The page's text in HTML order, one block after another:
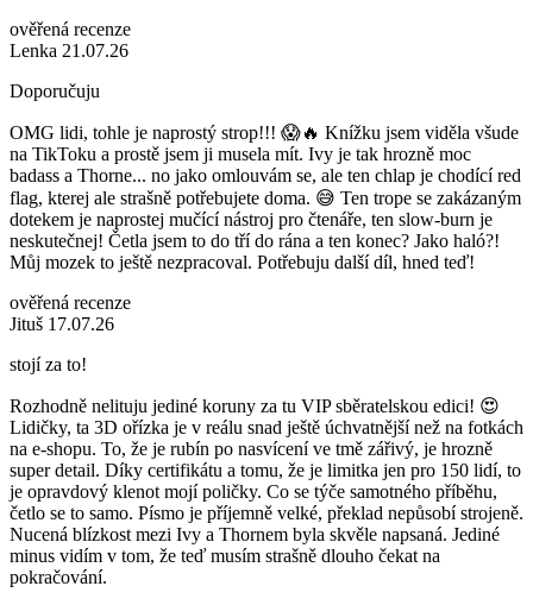
ověřená recenze
Lenka 21.07.26
Doporučuju
OMG lidi, tohle je naprostý strop!!! 😱🔥 Knížku jsem viděla všude
na TikToku a prostě jsem ji musela mít. Ivy je tak hrozně moc
badass a Thorne... no jako omlouvám se, ale ten chlap je chodící red
flag, kterej ale strašně potřebujete doma. 😅 Ten trope se zakázaným
dotekem je naprostej mučící nástroj pro čtenáře, ten slow-burn je
neskutečnej! Četla jsem to do tří do rána a ten konec? Jako haló?!
Můj mozek to ještě nezpracoval. Potřebuju další díl, hned teď!
ověřená recenze
Jituš 17.07.26
stojí za to!
Rozhodně nelituju jediné koruny za tu VIP sběratelskou edici! 😍
Lidičky, ta 3D ořízka je v reálu snad ještě úchvatnější než na fotkách
na e-shopu. To, že je rubín po nasvícení ve tmě zářivý, je hrozně
super detail. Díky certifikátu a tomu, že je limitka jen pro 150 lidí, to
je opravdový klenot mojí poličky. Co se týče samotného příběhu,
četlo se to samo. Písmo je příjemně velké, překlad nepůsobí strojeně.
Nucená blízkost mezi Ivy a Thornem byla skvěle napsaná. Jediné
minus vidím v tom, že teď musím strašně dlouho čekat na
pokračování.